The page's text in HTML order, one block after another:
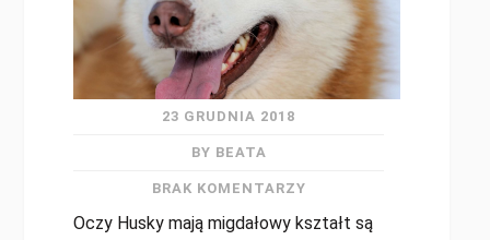
23 GRUDNIA 2018
BY BEATA
BRAK KOMENTARZY
Oczy Husky mają migdałowy kształt są